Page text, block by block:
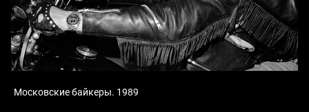
Московские байкеры. 1989